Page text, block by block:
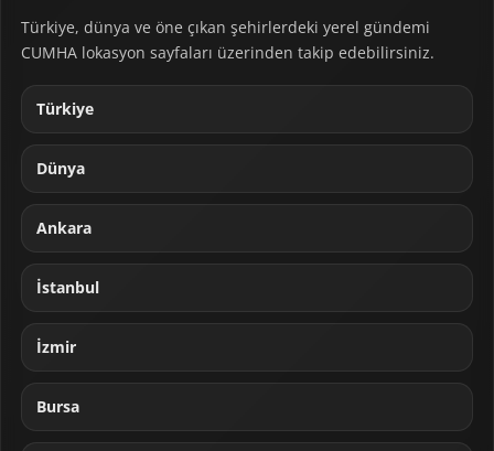
Türkiye, dünya ve öne çıkan şehirlerdeki yerel gündemi
CUMHA lokasyon sayfaları üzerinden takip edebilirsiniz.
Türkiye
Dünya
Ankara
İstanbul
İzmir
Bursa